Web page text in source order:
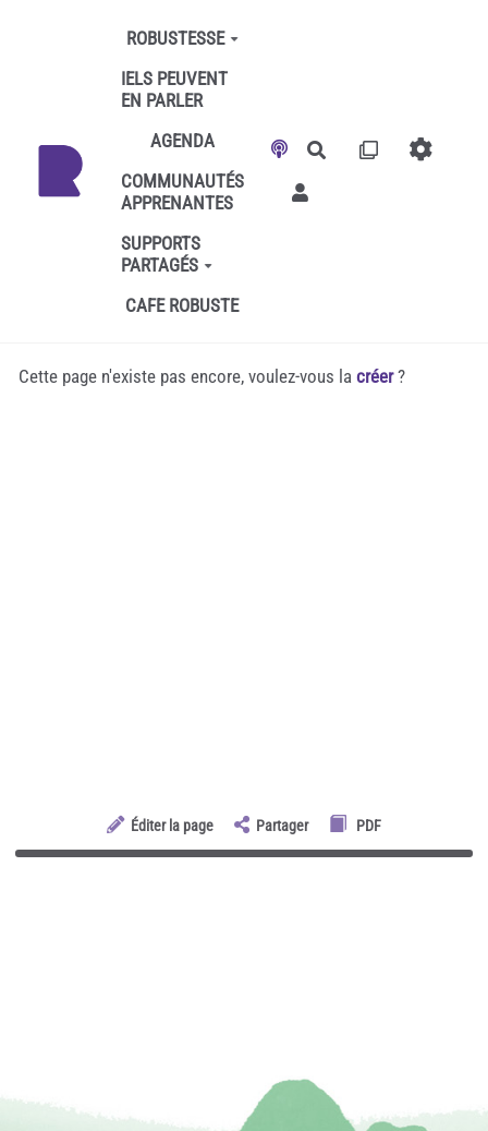
Aller au contenu principal
ROBUSTESSE
IELS PEUVENT
EN PARLER
AGENDA
COMMUNAUTÉS
APPRENANTES
SUPPORTS
PARTAGÉS
CAFE ROBUSTE
Rechercher
Cette page n'existe pas encore, voulez-vous la créer?
Éditer la page Partager PDF